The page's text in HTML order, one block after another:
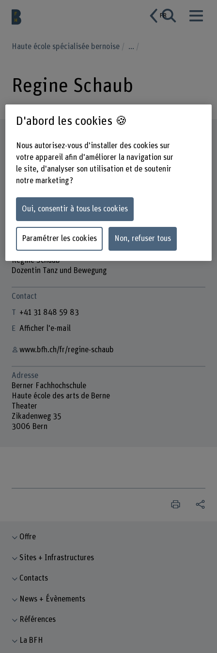
FR
Haute école spécialisée bernoise ...
Regine Schaub
Regine Schaub
Dozentin Tanz und Bewegung
Contact
+41 31 848 59 83
Afficher l'e-mail
www.bfh.ch/fr/regine-schaub
Adresse
Berner Fachhochschule
Haute école des arts de Berne
Theater
Zikadenweg 35
3006 Bern
Offre
Sites + Infrastructures
Contacts
News + Évènements
Références
La BFH
D'abord les cookies 🍪
Nous autorisez-vous d'installer des cookies sur
votre appareil afin d'améliorer la navigation sur
le site, d'analyser son utilisation et de soutenir
notre marketing ?
Oui, consentir à tous les cookies
Paramétrer les cookies Non, refuser tous